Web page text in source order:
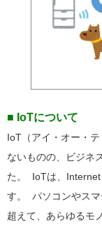
■ IoTについて
IoT（アイ・オー・
ないものの、ビジネ
た。 IoTは、
す。 パソコンやス
超えて、あらゆるモ